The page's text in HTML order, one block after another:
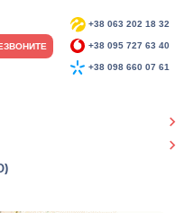
+38 063 202 18 32
+38 095 727 63 40
+38 098 660 07 61